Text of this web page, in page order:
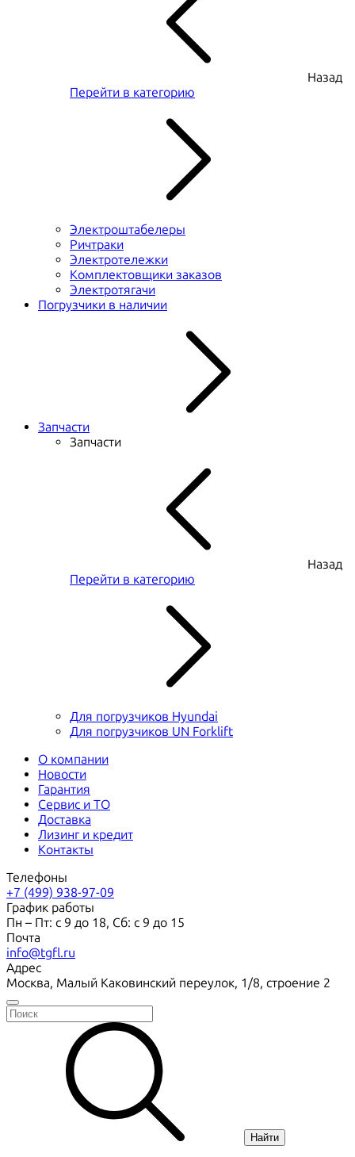
Назад
Перейти в категорию
Электроштабелеры
Ричтраки
Электротележки
Комплектовщики заказов
Электротягачи
Погрузчики в наличии
Запчасти
Запчасти
Назад
Перейти в категорию
Для погрузчиков Hyundai
Для погрузчиков UN Forklift
О компании
Новости
Гарантия
Сервис и ТО
Доставка
Лизинг и кредит
Контакты
Телефоны
+7 (499) 938-97-09
График работы
Пн – Пт: с 9 до 18, Сб: с 9 до 15
Почта
info@tgfl.ru
Адрес
Москва, Малый Каковинский переулок, 1/8, строение 2
Найти